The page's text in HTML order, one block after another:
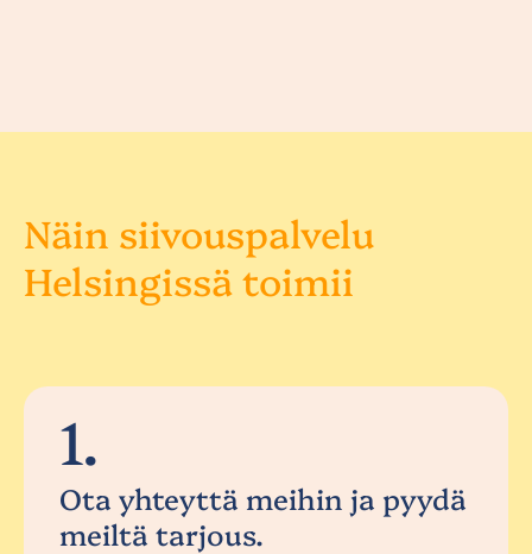
Näin siivouspalvelu
Helsingissä toimii
1.
Ota yhteyttä meihin ja pyydä
meiltä tarjous.